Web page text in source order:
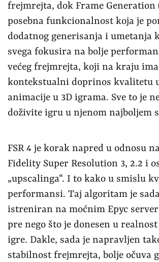
frejmrejta, dok Frame Generation
posebna funkcionalnost koja je
dodatnog generisanja i umetanja
svega fokusira na bolje
većeg frejmrejta, koji na kraju
kontekstualni doprinos kvalitetu
animacije u 3D igrama. Sve to je
doživite igru u njenom najboljem
FSR 4 je korak napred u odnosu
Fidelity Super Resolution 3, 2.2 i
„upscalinga“. I to kako u smislu
performansi. Taj algoritam je
istreniran na moćnim Epyc
pre nego što je donesen u
igre. Dakle, sada je napravljen
stabilnost frejmrejta, bolje očuva